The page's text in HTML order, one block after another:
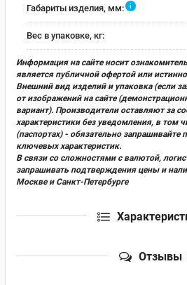
Габариты изделия, мм: i
Вес в упаковке, кг:
Информация на сайте носит
является публичной офертой или
Внешний вид изделий и упаковка (если
от изображений на сайте
вариант). Производители оставляют за
характеристики без уведомления, в том
(паспортах) - обязательно запрашивайте
ключевых характеристик.
В связи со сложностями с валютой,
запрашивать подтверждения цены и
Москве и Санкт-Петербурге
Отзывы